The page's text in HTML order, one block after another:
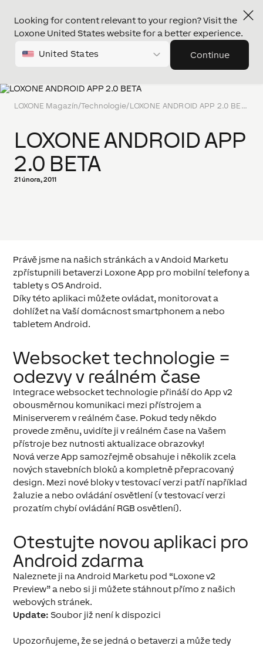
Looking for content relevant to your region? Visit the
Loxone United States website for a better experience.
United States Continue
LOXONE Magazín/Technologie/ LOXONE ANDROID APP 2.0 BETA
LOXONE ANDROID APP
2.0 BETA
21 února, 2011
Právě jsme na našich stránkách a v Andoid Marketu
zpřístupnili betaverzi Loxone App pro mobilní telefony a
tablety s OS Android.
Díky této aplikaci můžete ovládat, monitorovat a
dohlížet na Vaší domácnost smartphonem a nebo
tabletem Android.
Websocket technologie =
odezvy v reálném čase
Integrace websocket technologie přináší do App v2
obousměrnou komunikaci mezi přístrojem a
Miniserverem v reálném čase. Pokud tedy někdo
provede změnu, uvidíte ji v reálném čase na Vašem
přístroje bez nutnosti aktualizace obrazovky!
Nová verze App samozřejmě obsahuje i několik zcela
nových stavebních bloků a kompletně přepracovaný
design. Mezi nové bloky v testovací verzi patří například
žaluzie a nebo ovládání osvětlení (v testovací verzi
prozatím chybí ovládání RGB osvětlení).
Otestujte novou aplikaci pro
Android zdarma
Naleznete ji na Android Marketu pod “Loxone v2
Preview” a nebo si ji můžete stáhnout přímo z našich
webových stránek.
Update: Soubor již není k dispozici
Upozorňujeme, že se jedná o betaverzi a může tedy